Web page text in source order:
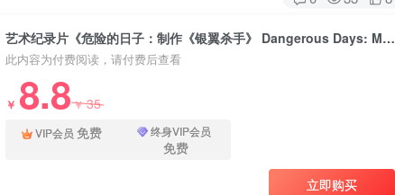
艺术纪录片《危险的日子：制作《银翼杀手》 Dangerous Days: Making Blade Runner》下载
此内容为付费阅读，请付费后查看
￥ 8.8￥35
VIP会员 免费 终身VIP会员
免费
立即购买